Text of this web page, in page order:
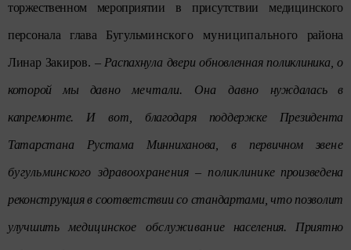
торжественном мероприятии в присутствии медицинского
персонала глава Бугульминского муниципального района
Линар Закиров. – Распахнула двери обновленная поликлиника, о
которой мы давно мечтали. Она давно нуждалась в
капремонте. И вот, благодаря поддержке Президента
Татарстана Рустама Минниханова, в первичном звене
бугульминского здравоохранения – поликлинике произведена
реконструкция в соответствии со стандартами, что позволит
улучшить медицинское обслуживание населения. Приятно